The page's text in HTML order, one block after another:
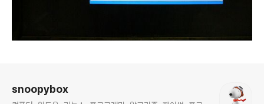
snoopybox